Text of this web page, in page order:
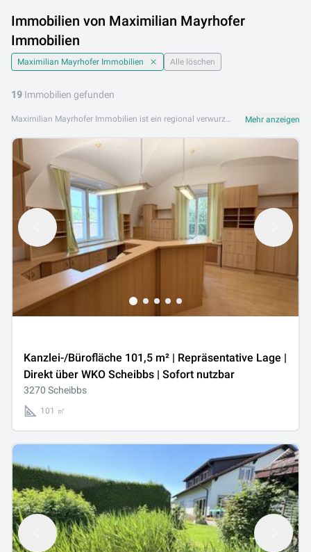
Immobilien von Maximilian Mayrhofer
Immobilien
Maximilian Mayrhofer Immobilien Alle löschen
19 Immobilien gefunden
Maximilian Mayrhofer Immobilien ist ein regional verwurzeltes Immobilienunternehmen mit Sitz in Gaming im niederösterreichischen Mostviertel. Das Unternehmen bietet umfassende Immobiliendienstleistungen inklusive Auslandsimmobilien und betreut Kunden bei Kauf, Verkauf und Vermietung. Das Leistungsangebot von Maximilian Mayrhofer Immobilien umfasst Einfamilienhäuser, Eigentumswohnungen, Grundstücke sowie Auslandsimmobilien. Mit persönlichem Service und breitem Netzwerk begleitet das Team Kunden zuverlässig bei ihrer Immobiliensuche. Maximilian Mayrhofer Immobilien ist an folgenden Standorten aktiv: 3291 Gaming. Entdecken Sie jetzt alle Angebote von Maximilian Mayrhofer Immobilien auf Lib.at und finden Sie Ihre Traumimmobilie. Mehr anzeigen
Kanzlei-/Bürofläche 101,5 m² | Repräsentative Lage |
Direkt über WKO Scheibbs | Sofort nutzbar
3270 Scheibbs
101 ㎡